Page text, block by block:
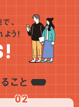
、
う！
こと
02